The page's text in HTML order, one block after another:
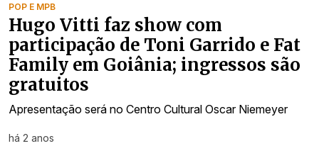
POP E MPB
Hugo Vitti faz show com
participação de Toni Garrido e Fat
Family em Goiânia; ingressos são
gratuitos
Apresentação será no Centro Cultural Oscar Niemeyer
há 2 anos